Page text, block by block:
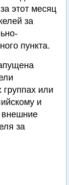
этот месяц
за
пункта.
или
и
внешние
за